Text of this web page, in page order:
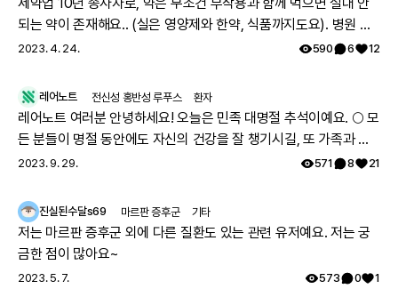
되는 약이 존재해요.. (실은 영양제와 한약, 식품까지도요). 병원 여
러과를 도시면서 진료과에서 따로따로 치료약을 처방하는데, 의료
될수도 있어요. 참고 하시면 정말 좋을거 같아요. 그리고 시판약의
안전성을 제약사가 의무적으로(법적으로) 추적해야만 하기 때문에
약의 안전성(부작용, 약끼리 상호작용)에 대한정보는 해당제약사에
제약사에 따로 medical informatics (MI) 대응 부서가 있어 전화,
약처에 보고 하는 pharmaco vigiliance (PV) 라는 부서가 있구요.
약의 상호작용을 고려하지 않고 처방되어 일어나는 부작용이 내가
아픈 증상이 나타나는 원인일수 있어 말씀드려요.
2023. 4. 24. 590 6 12
레어노트 전신성 홍반성 루푸스 환자
레어노트 여러분 안녕하세요! 오늘은 민족 대명절 추석이예요. 🌕 모
든 분들이 명절 동안에도 자신의 건강을 잘 챙기시길, 또 가족과 함
께 따뜻하고 행복한 시간 보내시길 레어노트팀이 기원하겠습니다!
2023. 9. 29. 571 8 21
진실된수달s69 마르판 증후군 기타
저는 마르판 증후군 외에 다른 질환도 있는 관련 유저예요. 저는 궁
금한 점이 많아요~
2023. 5. 7. 573 0 1